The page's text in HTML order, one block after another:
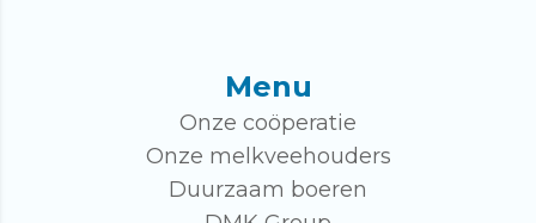
Menu
Onze coöperatie
Onze melkveehouders
Duurzaam boeren